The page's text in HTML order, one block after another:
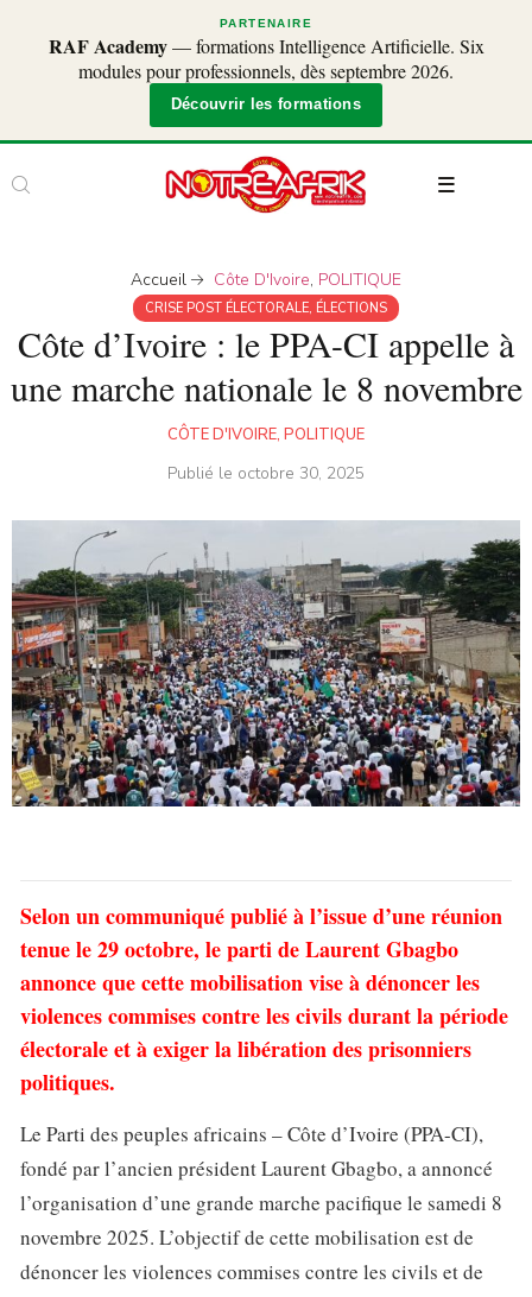
PARTENAIRE
RAF Academy— formations Intelligence Artificielle. Six
modules pour professionnels, dès septembre 2026.
Découvrir les formations
Accueil Côte D'Ivoire, POLITIQUE
CRISE POST ÉLECTORALE, ÉLECTIONS
Côte d’Ivoire : le PPA-CI appelle à
une marche nationale le 8 novembre
CÔTE D'IVOIRE, POLITIQUE
Publié le octobre 30, 2025
Selon un communiqué publié à l’issue d’une réunion
tenue le 29 octobre, le parti de Laurent Gbagbo
annonce que cette mobilisation vise à dénoncer les
violences commises contre les civils durant la période
électorale et à exiger la libération des prisonniers
politiques.
Le Parti des peuples africains – Côte d’Ivoire (PPA-CI),
fondé par l’ancien président Laurent Gbagbo, a annoncé
l’organisation d’une grande marche pacifique le samedi 8
novembre 2025. L’objectif de cette mobilisation est de
dénoncer les violences commises contre les civils et de